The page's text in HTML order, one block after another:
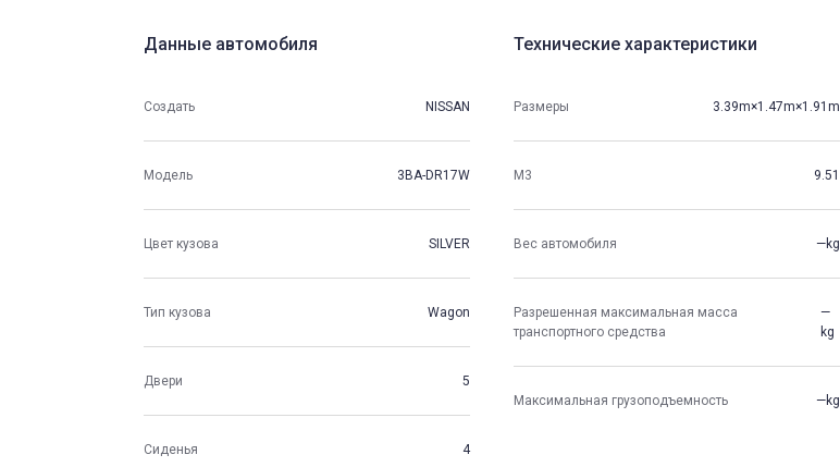
Данные автомобиля
Создать NISSAN
Модель 3BA-DR17W
Цвет кузова SILVER
Тип кузова Wagon
Двери 5
Сиденья 4
Технические характеристики
Размеры 3.39m×1.47m×1.91m
М3 9.51
Вес автомобиля —kg
Разрешенная максимальная масса
транспортного средства
—
kg
Максимальная грузоподъемность —kg